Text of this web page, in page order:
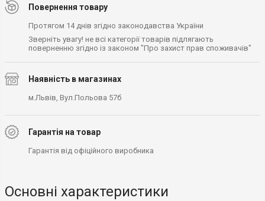
Повернення товару
Протягом 14 днів згідно законодавства України
Зверніть увагу! не всі категорії товарів підлягають
поверненню згідно із законом "Про захист прав споживачів"
Наявність в магазинах
м.Львів, Вул.Польова 57б
Гарантія на товар
Гарантія від офіційного виробника
Основні характеристики